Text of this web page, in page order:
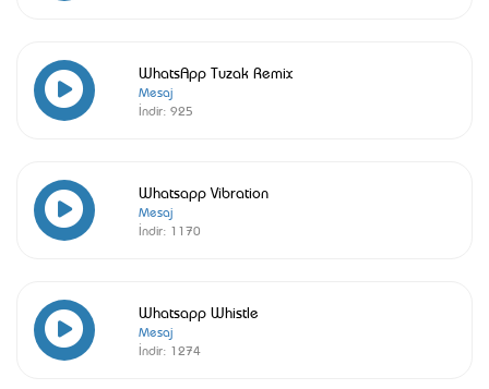
WhatsApp Tuzak Remix
Mesaj
İndir: 925
Whatsapp Vibration
Mesaj
İndir: 1170
Whatsapp Whistle
Mesaj
İndir: 1274